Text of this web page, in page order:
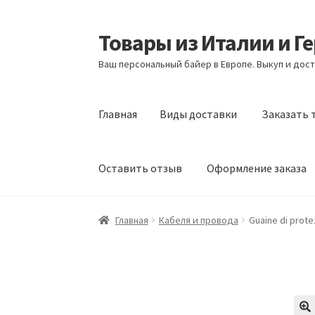
Перейти
к
навигации
Перейти
к
содержимому
Товары из Италии и
Ваш персональный байер в Европе. Выкуп и
Главная Виды доставки Заказать
Оставить отзыв Оформление заказа
Главная Виды доставки Заказать товары
Главная Кабеля и провода Guaine di